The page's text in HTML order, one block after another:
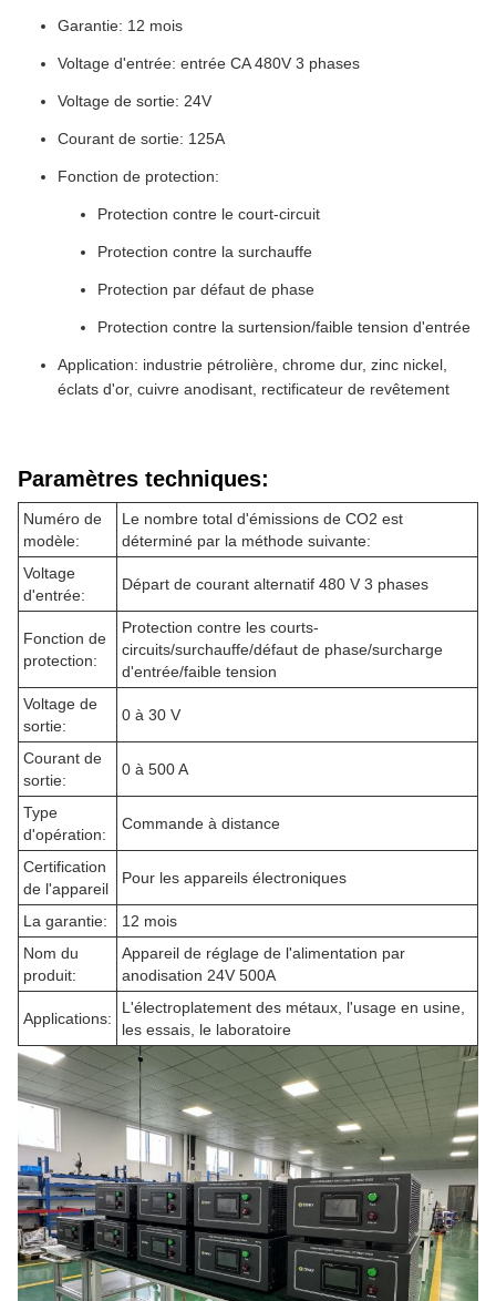
Garantie: 12 mois
Voltage d'entrée: entrée CA 480V 3 phases
Voltage de sortie: 24V
Courant de sortie: 125A
Fonction de protection:
Protection contre le court-circuit
Protection contre la surchauffe
Protection par défaut de phase
Protection contre la surtension/faible tension d'entrée
Application: industrie pétrolière, chrome dur, zinc nickel,
éclats d'or, cuivre anodisant, rectificateur de revêtement
Paramètres techniques:
Numéro de
modèle:
Le nombre total d'émissions de CO2 est
déterminé par la méthode suivante:
Voltage
d'entrée:
Départ de courant alternatif 480 V 3 phases
Fonction de
protection:
Protection contre les courts-
circuits/surchauffe/défaut de phase/surcharge
d'entrée/faible tension
Voltage de
sortie:
0 à 30 V
Courant de
sortie:
0 à 500 A
Type
d'opération:
Commande à distance
Certification
de l'appareil
Pour les appareils électroniques
La garantie:
12 mois
Nom du
produit:
Appareil de réglage de l'alimentation par
anodisation 24V 500A
Applications:
L'électroplatement des métaux, l'usage en usine,
les essais, le laboratoire